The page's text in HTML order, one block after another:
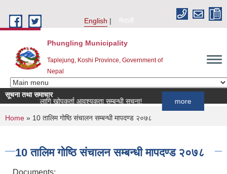
English
नेपाली
Phungling Municipality
Taplejung, Koshi Province, Government of
Nepal
सूचना तथा समाचार
लागि खोपकर्ता आवश्यकता सम्बन्धी सूचना!
You are here
Home » 10 तालिम गोष्ठि संचालन सम्बन्धी मापदण्ड २०७८
10 तालिम गोष्ठि संचालन सम्बन्धी मापदण्ड २०७८